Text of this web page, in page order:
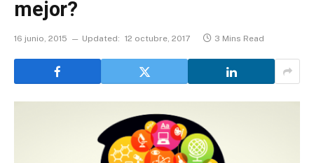
mejor?
16 junio, 2015 Updated: 12 octubre, 2017 3 Mins Read